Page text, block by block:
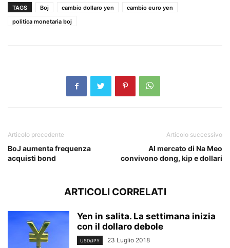
TAGS Boj cambio dollaro yen
cambio euro yen
politica monetaria boj
Articolo precedente
BoJ aumenta frequenza
acquisti bond
Articolo successivo
Al mercato di Na Meo
convivono dong, kip e dollari
ARTICOLI CORRELATI
Yen in salita. La settimana inizia
con il dollaro debole
USD/JPY 23 Luglio 2018